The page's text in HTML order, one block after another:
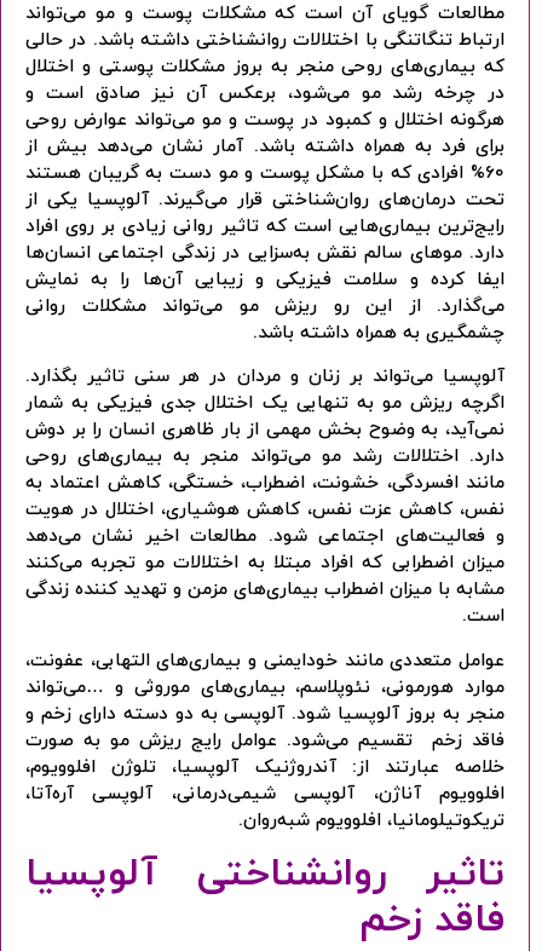
مطالعات گویای آن است که مشکلات پوست و مو می‌تواند
ارتباط تنگاتنگی با اختلالات روانشناختی داشته باشد. در حالی
که بیماری‌های روحی منجر به بروز مشکلات پوستی و اختلال
در چرخه رشد مو می‌شود، برعکس آن نیز صادق است و
هرگونه اختلال و کمبود در پوست و مو می‌تواند عوارض روحی
برای فرد به همراه داشته باشد. آمار نشان می‌دهد بیش از
60% افرادی که با مشکل پوست و مو دست به گریبان هستند
تحت درمان‌های روان‌شناختی قرار می‌گیرند. آلوپسیا یکی از
رایج‌ترین بیماری‌هایی است که تاثیر روانی زیادی بر روی افراد
دارد. موهای سالم نقش به‌سزایی در زندگی اجتماعی انسان‌ها
ایفا کرده و سلامت فیزیکی و زیبایی آن‌ها را به نمایش
می‌گذارد. از این رو ریزش مو می‌تواند مشکلات روانی
چشمگیری به همراه داشته باشد.
آلوپسیا می‌تواند بر زنان و مردان در هر سنی تاثیر بگذارد.
اگرچه ریزش مو به تنهایی یک اختلال جدی فیزیکی به شمار
نمی‌آید، به وضوح بخش مهمی از بار ظاهری انسان را بر دوش
دارد. اختلالات رشد مو می‌تواند منجر به بیماری‌های روحی
مانند افسردگی، خشونت، اضطراب، خستگی، کاهش اعتماد به
نفس، کاهش عزت نفس، کاهش هوشیاری، اختلال در هویت
و فعالیت‌های اجتماعی شود. مطالعات اخیر نشان می‌دهد
میزان اضطرابی که افراد مبتلا به اختلالات مو تجربه می‌کنند
مشابه با میزان اضطراب بیماری‌های مزمن و تهدید کننده زندگی
است.
عوامل متعددی مانند خودایمنی و بیماری‌های التهابی، عفونت،
موارد هورمونی، نئوپلاسم، بیماری‌های موروثی و …می‌تواند
منجر به بروز آلوپسیا شود. آلوپسی به دو دسته دارای زخم و
فاقد زخم تقسیم می‌شود. عوامل رایج ریزش مو به صورت
خلاصه عبارتند از: آندروژنیک آلوپسیا، تلوژن افلوویوم،
افلوویوم آناژن، آلوپسی شیمی‌درمانی، آلوپسی آره‌آتا،
تریکوتیلومانیا، افلوویوم شبه‌روان.
تاثیر روانشناختی آلوپسیا
فاقد زخم